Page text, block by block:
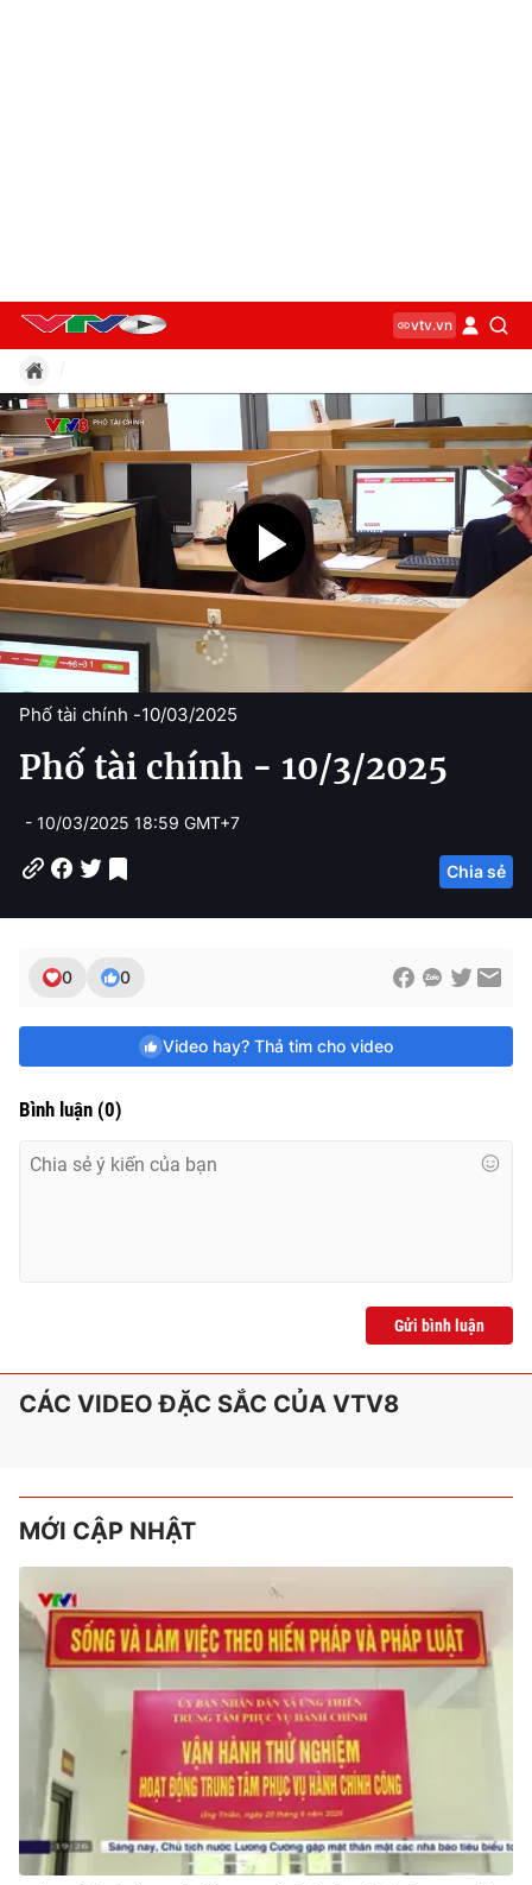
vtv.vn
Phố tài chính -10/03/2025
Phố tài chính - 10/3/2025
- 10/03/2025 18:59 GMT+7
Chia sẻ
0 0
Video hay? Thả tim cho video
Bình luận (0)
Gửi bình luận
CÁC VIDEO ĐẶC SẮC CỦA VTV8
MỚI CẬP NHẬT